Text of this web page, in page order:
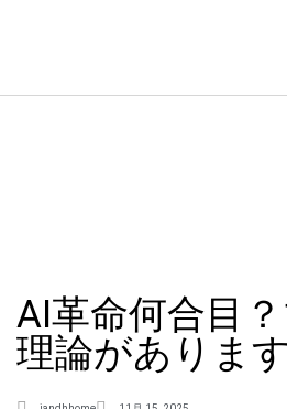
AI革命何合目
理論があります